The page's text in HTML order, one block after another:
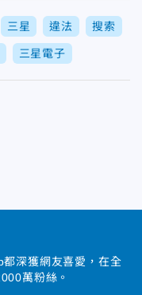
三星 違法 搜索
三星電子
深獲網友喜愛，在全
萬粉絲。